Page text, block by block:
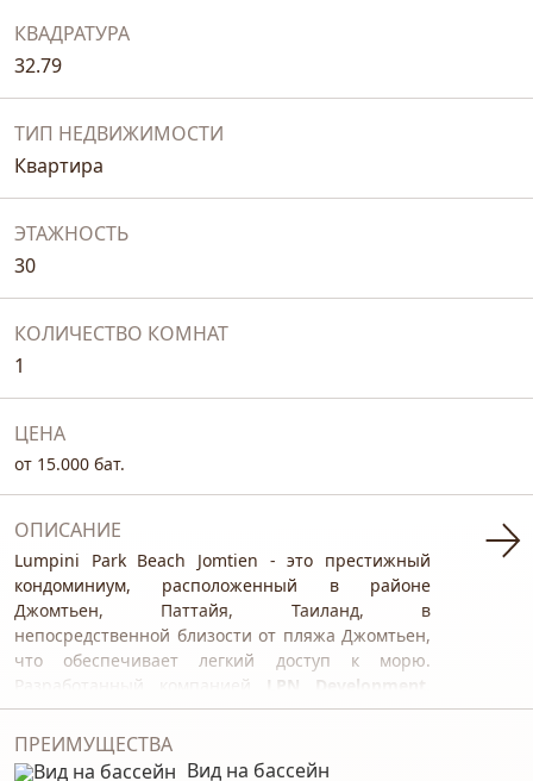
КВАДРАТУРА
32.79
ТИП НЕДВИЖИМОСТИ
Квартира
ЭТАЖНОСТЬ
30
КОЛИЧЕСТВО КОМНАТ
1
ЦЕНА
от 15.000 бат.
ОПИСАНИЕ
Lumpini Park Beach Jomtien - это престижный
кондоминиум, расположенный в районе
Джомтьен, Паттайя, Таиланд, в
непосредственной близости от пляжа Джомтьен,
что обеспечивает легкий доступ к морю.
Разработанный компанией
LPN Development
этот проект был завершенв 2013 году.​
Lumpini Park Beach Jomtien вобрал в себя всё
лучшее, что нужно для повседневной жизни и
ПРЕИМУЩЕСТВА
Вид на бассейн